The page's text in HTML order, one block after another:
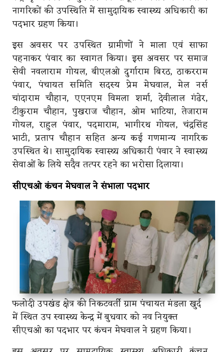
नागरिकों की उपस्थिति में सामुदायिक स्वास्थ्य अधिकारी का
पदभार ग्रहण किया।
इस अवसर पर उपस्थित ग्रामीणों ने माला एवं साफा
पहनाकर पंवार का स्वागत किया। इस अवसर पर समाज
सेवी नवलाराम गोयल, बीएलओ दुर्गाराम बिरठ, ठाकरराम
पंवार, पंचायत समिति सदस्य प्रेम मेघवाल, मेल नर्स
चांदाराम चौहान, एएनएम विमला शर्मा, देवीलाल गंढेर,
टीकुराम चौहान, पुखराज चौहान, ओम भाटिया, तेजाराम
गोयल, राहुल पंवार, पदमाराम, भागीरथ गोयल, चंद्रसिंह
भाटी, प्रताप चौहान सहित अन्य कई गणमान्य नागरिक
उपस्थित थे। सामुदायिक स्वास्थ्य अधिकारी पंवार ने स्वास्थ्य
सेवाओं के लिये सदैव तत्पर रहने का भरोसा दिलाया।
सीएचओ कंचन मेघवाल ने संभाला पदभार
फलोदी उपखंड क्षेत्र की निकटवर्ती ग्राम पंचायत मंडला खुर्द
में स्थित उप स्वास्थ्य केन्द्र में बुधवार को नव नियुक्त
सीएचओ का पदभार पर कंचन मेघवाल ने ग्रहण किया।